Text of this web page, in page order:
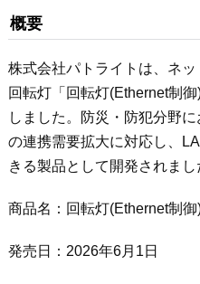
概要
株式会社パトライトは、ネ
回転灯「回転灯(Ethernet制
しました。防災・防犯分野
の連携需要拡大に対応し、
きる製品として開発されまし
商品名：回転灯(Ethernet制
発売日：2026年6月1日